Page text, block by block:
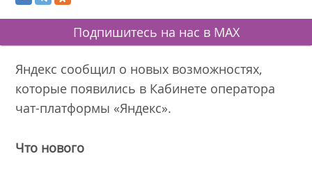
Подпишитесь на нас в MAX
Яндекс сообщил о новых возможностях,
которые появились в Кабинете оператора
чат-платформы «Яндекс».
Что нового